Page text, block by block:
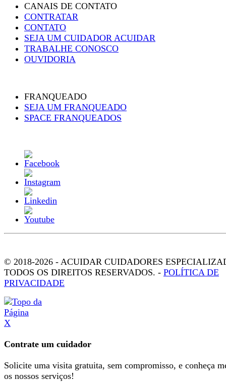
CANAIS DE CONTATO
CONTRATAR
CONTATO
SEJA UM CUIDADOR ACUIDAR
TRABALHE CONOSCO
OUVIDORIA
FRANQUEADO
SEJA UM FRANQUEADO
SPACE FRANQUEADOS
© 2018-2026 - ACUIDAR CUIDADORES
TODOS OS DIREITOS RESERVADOS. - POLÍTICA DE
PRIVACIDADE
X
Contrate um cuidador
Solicite uma visita gratuita, sem compromisso, e conheça
os nossos serviços!